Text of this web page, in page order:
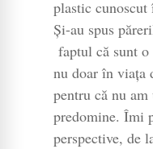
plastic
Și-au spus
faptul că sunt o
nu doar în viața
pentru că nu
predomine. Îmi
perspective, de